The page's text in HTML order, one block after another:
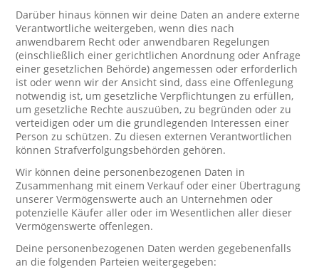
Darüber hinaus können wir deine Daten an andere externe
Verantwortliche weitergeben, wenn dies nach
anwendbarem Recht oder anwendbaren Regelungen
(einschließlich einer gerichtlichen Anordnung oder Anfrage
einer gesetzlichen Behörde) angemessen oder erforderlich
ist oder wenn wir der Ansicht sind, dass eine Offenlegung
notwendig ist, um gesetzliche Verpflichtungen zu erfüllen,
um gesetzliche Rechte auszuüben, zu begründen oder zu
verteidigen oder um die grundlegenden Interessen einer
Person zu schützen. Zu diesen externen Verantwortlichen
können Strafverfolgungsbehörden gehören.
Wir können deine personenbezogenen Daten in
Zusammenhang mit einem Verkauf oder einer Übertragung
unserer Vermögenswerte auch an Unternehmen oder
potenzielle Käufer aller oder im Wesentlichen aller dieser
Vermögenswerte offenlegen.
Deine personenbezogenen Daten werden gegebenenfalls
an die folgenden Parteien weitergegeben: